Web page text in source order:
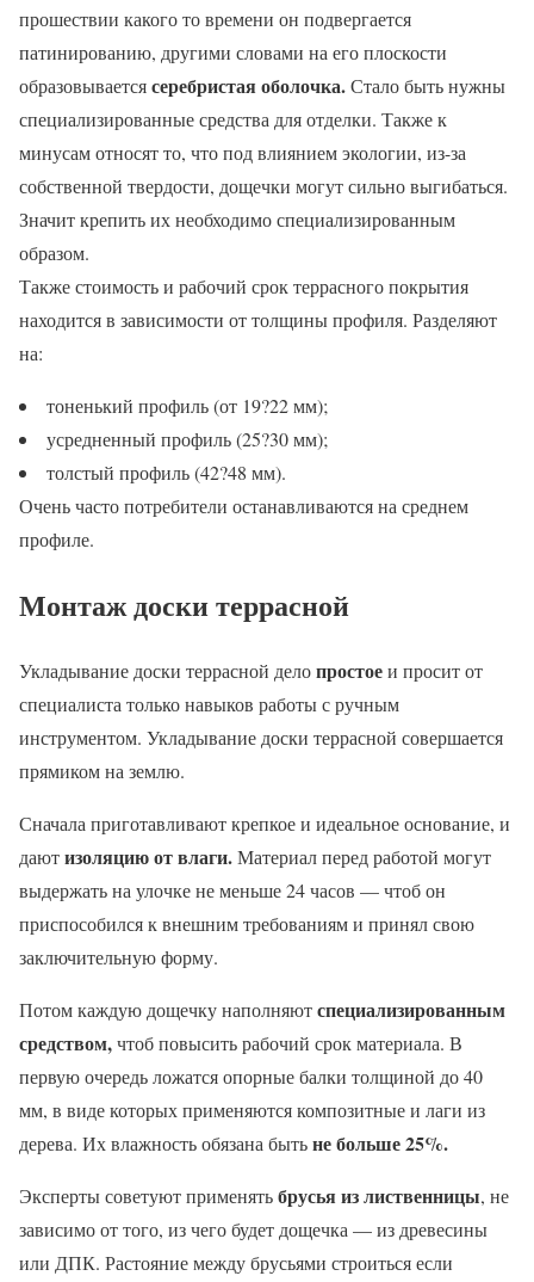
прошествии какого то времени он подвергается
патинированию, другими словами на его плоскости
образовываетсясеребристая оболочка.Стало быть нужны
специализированные средства для отделки. Также к
минусам относят то, что под влиянием экологии, из-за
собственной твердости, дощечки могут сильно выгибаться.
Значит крепить их необходимо специализированным
образом.
Также стоимость и рабочий срок террасного покрытия
находится в зависимости от толщины профиля. Разделяют
на:
тоненький профиль (от 19?22 мм);
усредненный профиль (25?30 мм);
толстый профиль (42?48 мм).
Очень часто потребители останавливаются на среднем
профиле.
Монтаж доски террасной
Укладывание доски террасной делопростоеи просит от
специалиста только навыков работы с ручным
инструментом. Укладывание доски террасной совершается
прямиком на землю.
Сначала приготавливают крепкое и идеальное основание, и
даютизоляцию от влаги.Материал перед работой могут
выдержать на улочке не меньше 24 часов — чтоб он
приспособился к внешним требованиям и принял свою
заключительную форму.
Потом каждую дощечку наполняютспециализированным
средством,чтоб повысить рабочий срок материала. В
первую очередь ложатся опорные балки толщиной до 40
мм, в виде которых применяются композитные и лаги из
дерева. Их влажность обязана бытьне больше 25%.
Эксперты советуют применятьбрусья из лиственницы, не
зависимо от того, из чего будет дощечка — из древесины
или ДПК. Растояние между брусьями строиться если